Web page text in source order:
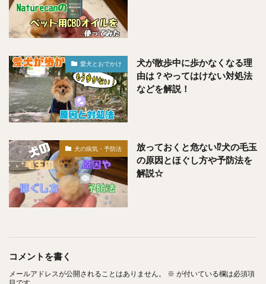
愛犬とおでかけ
犬が散歩中に歩かなくなる理
由は？やってはけない対処法
などを解説！
犬の病気・予防法
放っておくと危ない⁉︎犬の毛玉
の原因とほぐし方や予防法を
解説☆
コメントを書く
メールアドレスが公開されることはありません。 ※ が付いている欄は必須項